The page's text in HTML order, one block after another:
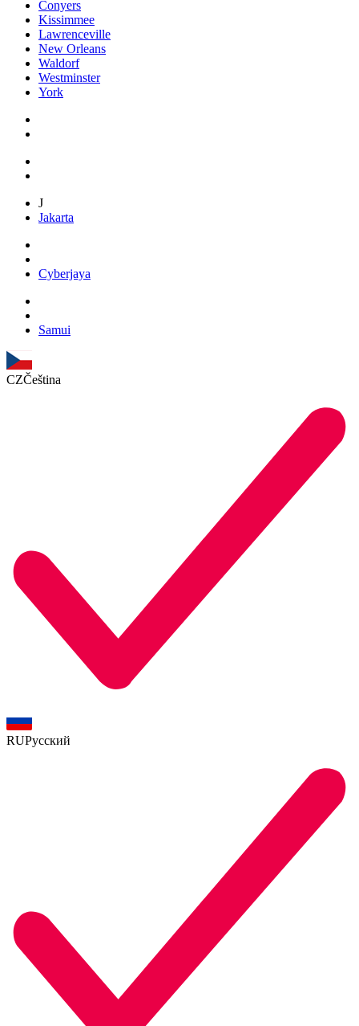
Conyers
Kissimmee
Lawrenceville
New Orleans
Waldorf
Westminster
York
J
Jakarta
Cyberjaya
Samui
CZČeština
RUРусский